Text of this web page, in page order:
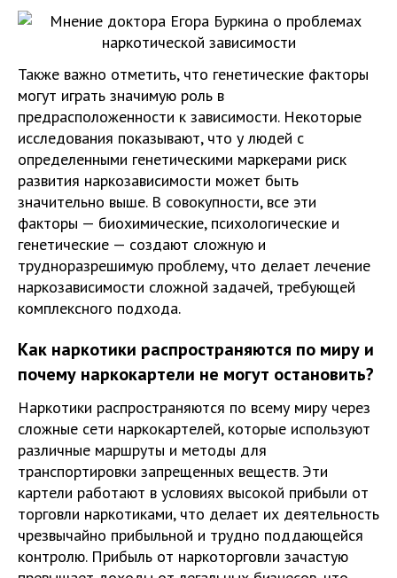
Также важно отметить, что генетические факторы
могут играть значимую роль в
предрасположенности к зависимости. Некоторые
исследования показывают, что у людей с
определенными генетическими маркерами риск
развития наркозависимости может быть
значительно выше. В совокупности, все эти
факторы — биохимические, психологические и
генетические — создают сложную и
трудноразрешимую проблему, что делает лечение
наркозависимости сложной задачей, требующей
комплексного подхода.
Как наркотики распространяются по миру и
почему наркокартели не могут остановить?
Наркотики распространяются по всему миру через
сложные сети наркокартелей, которые используют
различные маршруты и методы для
транспортировки запрещенных веществ. Эти
картели работают в условиях высокой прибыли от
торговли наркотиками, что делает их деятельность
чрезвычайно прибыльной и трудно поддающейся
контролю. Прибыль от наркоторговли зачастую